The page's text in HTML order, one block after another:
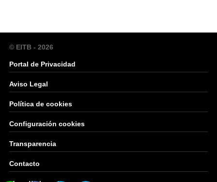
© EITB - 2026
Portal de Privacidad
Aviso Legal
Política de cookies
Configuración cookies
Transparencia
Contacto